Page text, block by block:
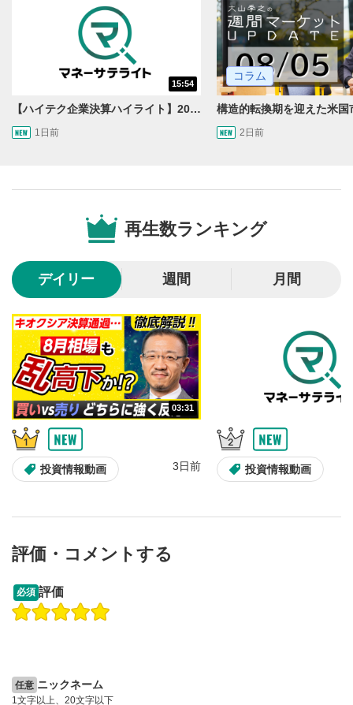
動画再生エリアをクリックすると、動画を再生または
操作メニュー
3
再生/一時停止
4
10秒戻し/10秒送り
10秒、動画を巻き戻し/早送りします。
5
シークバー
再生位置を示しています。再生したい位置をクリック
するとその位置から動画が再生されます。
6
画質/再生速度の設定
画質の選択/再生速度の変更ができます。
全画面表示
動画が全画面で表示されます。再度クリックすると元
のサイズに戻ります。
15:54
【ハイテク企業決算ハイライト】2027年分のメモリに売切れ報道!?＜米国マーケットダイジェスト8/5号＞
1日前
コラム
2日前
再生数ランキング
デイリー 週間 月間
03:31
投資情報動画 3日前 投資情報動画
操作説明動画
評価・コメントする
必須 評価
任意 ニックネーム
1文字以上、20文字以下